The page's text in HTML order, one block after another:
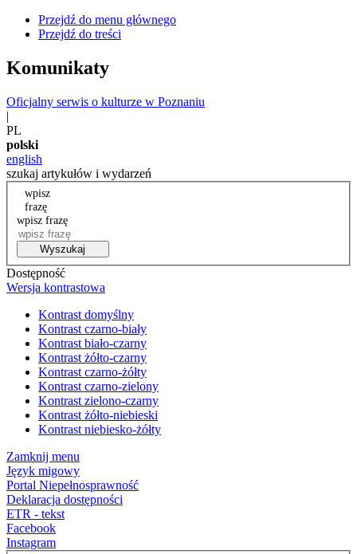
Przejdź do menu głównego
Przejdź do treści
Komunikaty
Oficjalny serwis o kulturze w Poznaniu
|
PL
polski
english
szukaj artykułów i wydarzeń
wpisz
frazę
wpisz frazę
Wyszukaj
Dostępność
Wersja kontrastowa
Kontrast domyślny
Kontrast czarno-biały
Kontrast biało-czarny
Kontrast żółto-czarny
Kontrast czarno-żółty
Kontrast czarno-zielony
Kontrast zielono-czarny
Kontrast żółto-niebieski
Kontrast niebiesko-żółty
Zamknij menu
Język migowy
Portal Niepełnosprawność
Deklaracja dostępności
ETR - tekst
Facebook
Instagram